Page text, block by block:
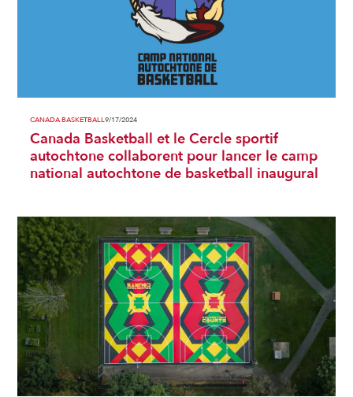
CANADA BASKETBALL9/17/2024
Canada Basketball et le Cercle sportif
autochtone collaborent pour lancer le camp
national autochtone de basketball inaugural